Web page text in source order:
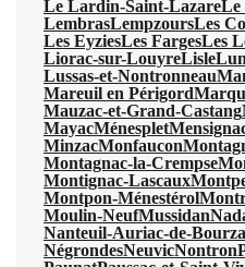
Le Lardin-Saint-LazareLe
LembrasLempzoursLes
Les EyziesLes FargesLes
Liorac-sur-LouyreLisle
Lussas-et-Nontronneau
Mareuil en Périgord
Mauzac-et-Grand-Castang
MayacMénesplet
MinzacMonfaucon
Montagnac-la-Crempse
Montignac-Lascaux
Montpon-Ménestérol
Moulin-NeufMussidan
Nanteuil-Auriac-de-
NégrondesNeuvicNontron